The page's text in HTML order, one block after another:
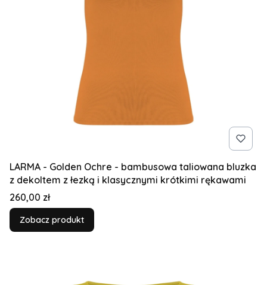
LARMA - Golden Ochre - bambusowa taliowana bluzka
z dekoltem z łezką i klasycznymi krótkimi rękawami
Cena
260,00 zł
Zobacz produkt